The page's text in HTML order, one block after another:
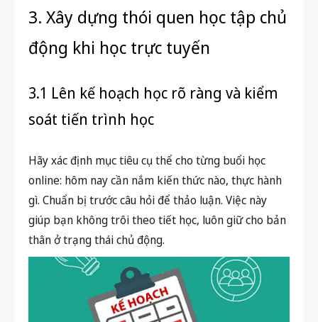
3. Xây dựng thói quen học tập chủ
động khi học trực tuyến
3.1 Lên kế hoạch học rõ ràng và kiểm
soát tiến trình học
Hãy xác định mục tiêu cụ thể cho từng buổi học
online: hôm nay cần nắm kiến thức nào, thực hành
gì. Chuẩn bị trước câu hỏi để thảo luận. Việc này
giúp bạn không trôi theo tiết học, luôn giữ cho bản
thân ở trạng thái chủ động.